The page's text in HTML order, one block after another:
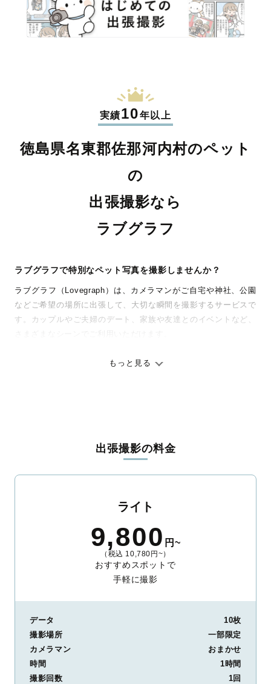
実績10年以上
徳島県名東郡佐那河内村のペット
の
出張撮影なら
ラブグラフ
ラブグラフで特別なペット写真を撮影しませんか？
ラブグラフ（Lovegraph）は、カメラマンがご自宅や神社、公園
などご希望の場所に出張して、大切な瞬間を撮影するサービスで
す。カップルやご夫婦のデート、家族や友達とのイベントなど、
ありのままの空気感を大切に、何十年経っても見返したくなるよ
ィを身につけたプロのカメラマンが全国47都道府県に在籍してい
ます。創業10年のノウハウを活かし、思い出に残る素敵な撮影体
験をお届けします。
整。自然な雰囲気を残しつつも、おしゃれで洗練された仕上がり
に。きっと「こんな写真を撮ってほしかった！」と思える一枚に
出会えます。まずは、ラブグラフの撮影事例
もっと見る
出張撮影の料金
ライト
9,800 円~
（税込 10,780円~）
おすすめスポットで
手軽に撮影
データ
10枚
撮影場所
一部限定
カメラマン
おまかせ
時間
1時間
撮影回数
1回